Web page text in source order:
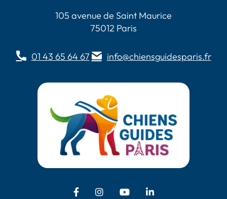
105 avenue de Saint Maurice
75012 Paris
01 43 65 64 67 info@chiensguidesparis.fr
Facebook - Chiens Guides Paris
Instagram - Chiens Guides
Youtube - Chiens